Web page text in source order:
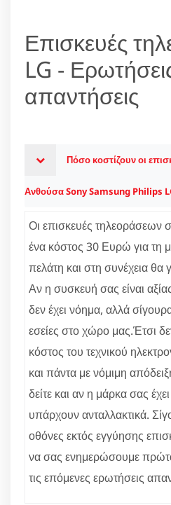
Επισκευές
LG -
απαντήσεις
Πόσο κοστίζουν οι
Ανθούσα Sony Samsung Philips
Οι επισκευές τηλεοράσεων
ένα κόστος 30 Ευρώ για τη
πελάτη και στη συνέχεια θα
Αν η συσκευή σας είναι
δεν έχει νόημα, αλλά
εσείες στο χώρο μας.Έτσι
κόστος του τεχνικού
και πάντα με νόμιμη
δείτε και αν η μάρκα σας
υπάρχουν ανταλλακτικά.
οθόνες εκτός εγγύησης
να σας ενημερώσουμε
τις επόμενες ερωτήσεις